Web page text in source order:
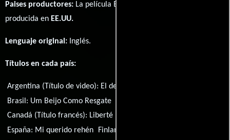
Paises productores: La película Earthly Possessions fué
producida en EE.UU.
Lenguaje original: Inglés.
Títulos en cada país:
Argentina (Título de video): El destino y la pasión
Brasil: Um Beijo Como Resgate
Canadá (Título francés): Liberté passagère
España: Mi querido rehén Finlandia: